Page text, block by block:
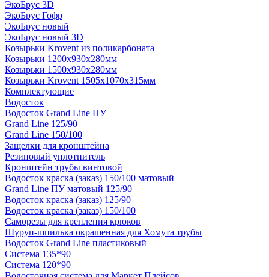
ЭкоБрус 3D
ЭкоБрус Гофр
ЭкоБрус новый
ЭкоБрус новый 3D
Козырьки Krovent из поликарбоната
Козырьки 1200х930х280мм
Козырьки 1500х930х280мм
Козырьки Krovent 1505х1070х315мм
Комплектующие
Водосток
Водосток Grand Line ПУ
Grand Line 125/90
Grand Line 150/100
Защелки для кронштейна
Резиновый уплотнитель
Кронштейн трубы винтовой
Водосток краска (заказ) 150/100 матовый
Grand Line ПУ матовый 125/90
Водосток краска (заказ) 125/90
Водосток краска (заказ) 150/100
Саморезы для крепления крюков
Шуруп-шпилька окрашенная для Хомута трубы
Водосток Grand Line пластиковый
Система 135*90
Система 120*90